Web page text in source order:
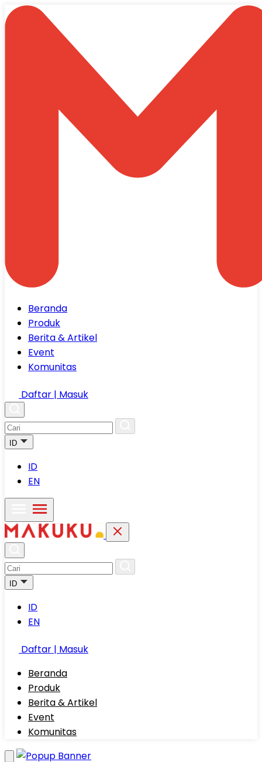
Beranda
Produk
Berita & Artikel
Event
Komunitas
Daftar | Masuk
ID
ID
EN
ID
ID
EN
Daftar | Masuk
Beranda
Produk
Berita & Artikel
Event
Komunitas